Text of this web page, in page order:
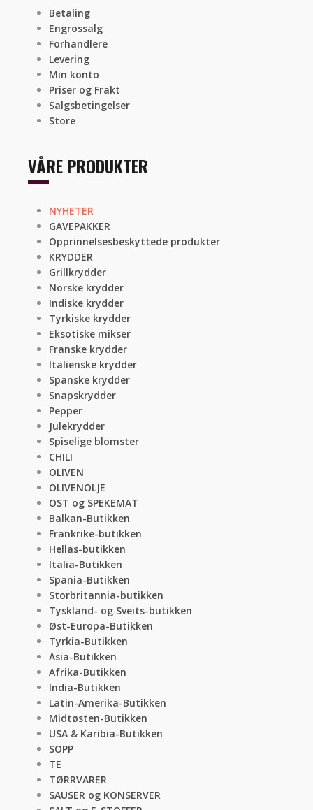
Betaling
Engrossalg
Forhandlere
Levering
Min konto
Priser og Frakt
Salgsbetingelser
Store
VÅRE PRODUKTER
NYHETER
GAVEPAKKER
Opprinnelsesbeskyttede produkter
KRYDDER
Grillkrydder
Norske krydder
Indiske krydder
Tyrkiske krydder
Eksotiske mikser
Franske krydder
Italienske krydder
Spanske krydder
Snapskrydder
Pepper
Julekrydder
Spiselige blomster
CHILI
OLIVEN
OLIVENOLJE
OST og SPEKEMAT
Balkan-Butikken
Frankrike-butikken
Hellas-butikken
Italia-Butikken
Spania-Butikken
Storbritannia-butikken
Tyskland- og Sveits-butikken
Øst-Europa-Butikken
Tyrkia-Butikken
Asia-Butikken
Afrika-Butikken
India-Butikken
Latin-Amerika-Butikken
Midtøsten-Butikken
USA & Karibia-Butikken
SOPP
TE
TØRRVARER
SAUSER og KONSERVER